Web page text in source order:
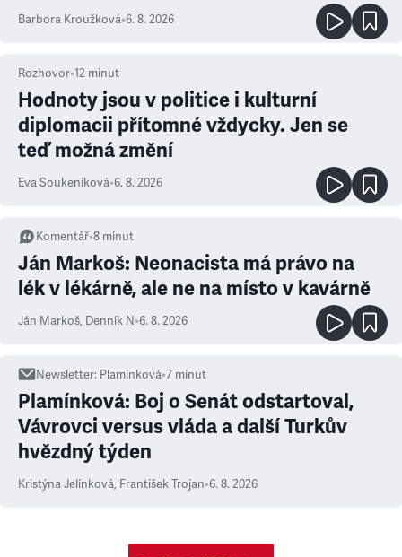
Barbora Kroužková•6. 8. 2026
Rozhovor•12 minut
Hodnoty jsou v politice i kulturní
diplomacii přítomné vždycky. Jen se
teď možná změní
Eva Soukeníková•6. 8. 2026
Komentář•8 minut
Ján Markoš: Neonacista má právo na
lék v lékárně, ale ne na místo v kavárně
Ján Markoš, Denník N•6. 8. 2026
Newsletter: Plamínková•7 minut
Plamínková: Boj o Senát odstartoval,
Vávrovci versus vláda a další Turkův
hvězdný týden
Kristýna Jelínková, František Trojan•6. 8. 2026